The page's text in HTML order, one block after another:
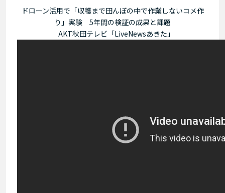
ドローン活用で「収穫まで田んぼの中で作業しないコメ作
り」実験 5年間の検証の成果と課題
AKT秋田テレビ「LiveNewsあきた」